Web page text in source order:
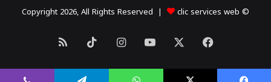
© Copyright 2026, All Rights Reserved |
clic services web
فيسبوك يوتيوبانستقرام ‫TikTokملخص
الموقع